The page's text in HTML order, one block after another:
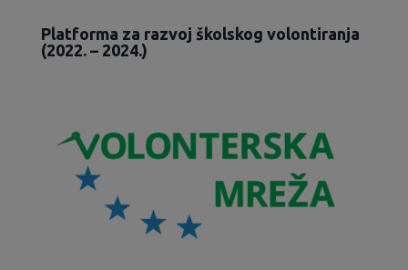
Platforma za razvoj školskog volontiranja
(2022. – 2024.)